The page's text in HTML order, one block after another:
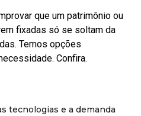
que um patrimônio ou
fixadas só se soltam da
Temos opções
Confira.
tecnologias e a demanda